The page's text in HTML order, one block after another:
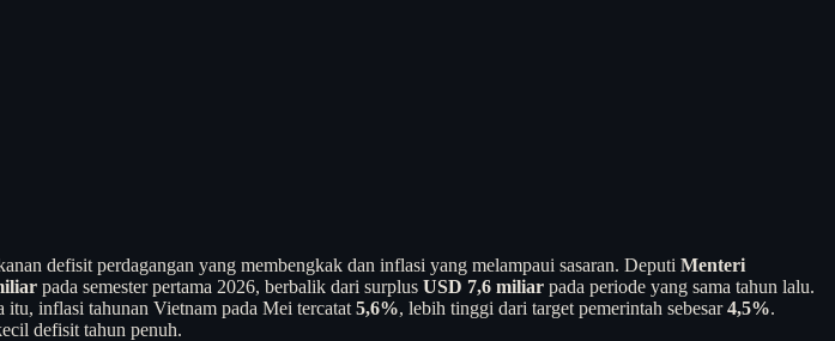
defisit perdagangan yang membengkak dan inflasi yang melampaui sasaran. Deputi Menteri
pada semester pertama 2026, berbalik dari surplus USD 7,6 miliar pada periode yang sama tahun lalu.
itu, inflasi tahunan Vietnam pada Mei tercatat 5,6%, lebih tinggi dari target pemerintah sebesar4,5%.
defisit tahun penuh.